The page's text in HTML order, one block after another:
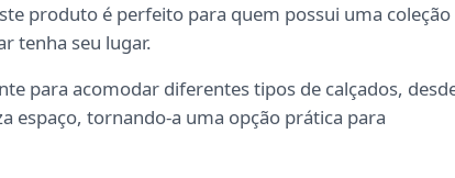
produto é perfeito para quem possui uma coleção
tenha seu lugar.
para acomodar diferentes tipos de calçados,
espaço, tornando-a uma opção prática para